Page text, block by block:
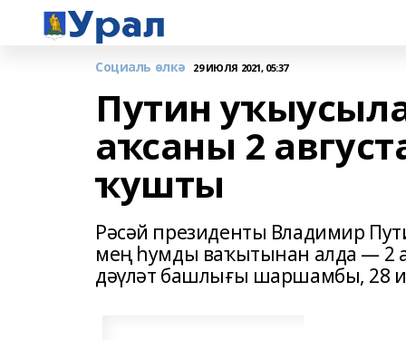
Социаль өлкә 29 ИЮЛЯ 2021, 05:37
Путин
аҡсаны 2
ҡушты
Рәсәй президенты Владимир
мең һумды ваҡытынан алда — 2
дәүләт башлығы шаршамбы, 28